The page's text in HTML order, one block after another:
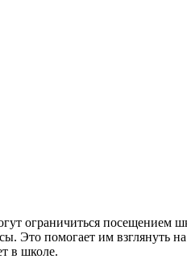
ограничиться посещением
Это помогает им взглянуть
в школе.